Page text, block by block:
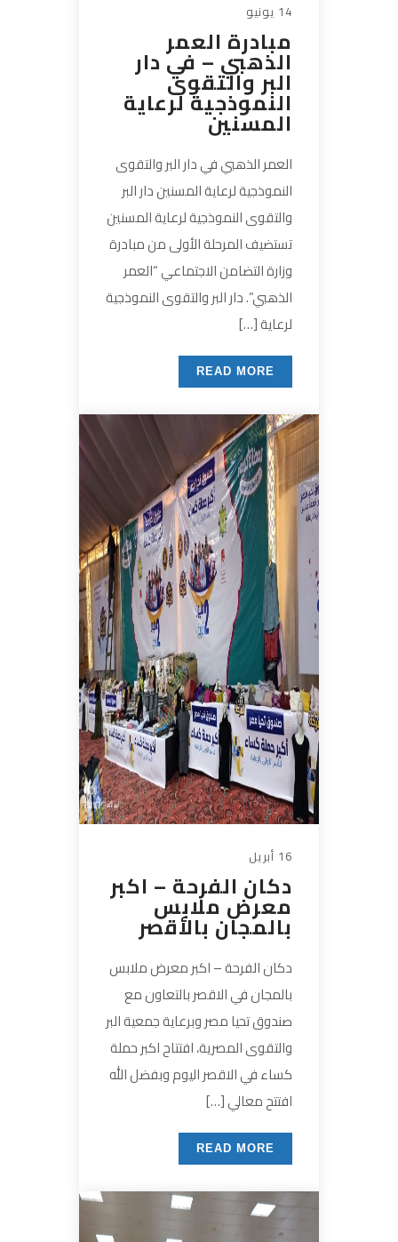
14 يونيو
مبادرة العمر
الذهبي – في دار
البر والتقوى
النموذجية لرعاية
المسنين
العمر الذهبي في دار البر والتقوى
النموذجية لرعاية المسنين دار البر
والتقوى النموذجية لرعاية المسنين
تستضيف المرحلة الأولى من مبادرة
وزارة التضامن الاجتماعي “العمر
الذهبي”. دار البر والتقوى النموذجية
لرعاية […]
READ MORE
16 أبريل
دكان الفرحة – اكبر
معرض ملابس
بالمجان بالأقصر
دكان الفرحة – اكبر معرض ملابس
بالمجان في الاقصر بالتعاون مع
صندوق تحيا مصر وبرعاية جمعية البر
والتقوى المصرية، افتتاح اكبر حملة
كساء في الاقصر اليوم وبفضل الله
افتتح معالي […]
READ MORE